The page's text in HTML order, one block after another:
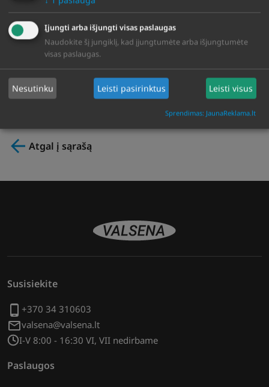
MPC-143 -kompaktiškiausias savo grupės keitiklis
– Clone
2026-02-05
MPC-143 -kompaktiškiausias savo grupės keitiklis
– Clone
Atgal į sąrašą
Susisiekite
+370 34 310603
valsena@valsena.lt
I-V 8:00 - 16:30 VI, VII nedirbame
Paslaugos
Įjungti arba išjungti visas paslaugas
Naudokite šį jungiklį, kad įjungtumėte arba išjungtumėte
visas paslaugas.
Nesutinku Leisti pasirinktus Leisti visus
Sprendimas: JaunaReklama.lt